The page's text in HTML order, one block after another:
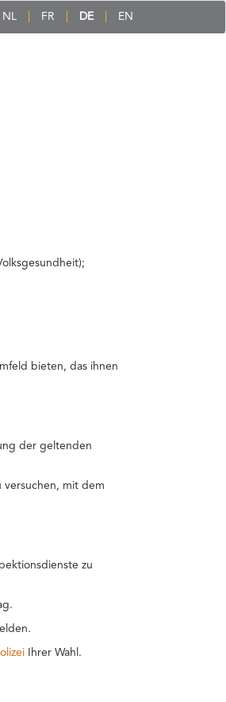
NL FR DE EN
bieten, das ihnen
der geltenden
versuchen, mit dem
zu
Ihrer Wahl.